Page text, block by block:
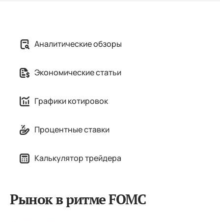
Партнеру
Аналитические обзоры
Экономические статьи
Графики котировок
Процентные ставки
Калькулятор трейдера
Рынок в ритме FOMC